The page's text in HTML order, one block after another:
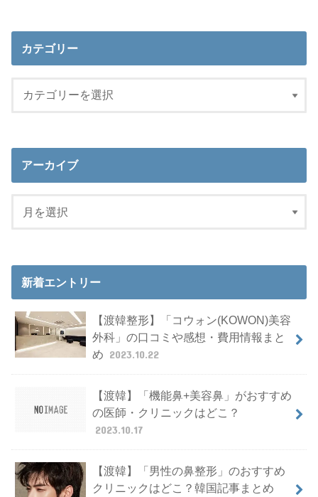
カテゴリー
アーカイブ
新着エントリー
【渡韓整形】「コウォン(KOWON)美容
外科」の口コミや感想・費用情報まと
め 2023.10.22
【渡韓】「機能鼻+美容鼻」がおすすめ
の医師・クリニックはどこ？
2023.10.17
【渡韓】「男性の鼻整形」のおすすめ
クリニックはどこ？韓国記事まとめ